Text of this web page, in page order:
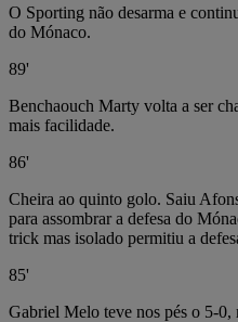
O Sporting não desarma e
do Mónaco.
89'
Benchaouch Marty volta a ser
mais facilidade.
86'
Cheira ao quinto golo. Saiu
para assombrar a defesa do
trick mas isolado permitiu a
85'
Gabriel Melo teve nos pés o 5-0,